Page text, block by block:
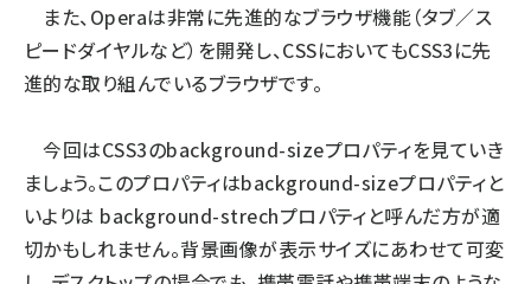
また、Operaは非常に先進的なブラウザ機能（タブ／ス
ピードダイヤルなど）を開発し、CSSにおいてもCSS3に先
進的な取り組んでいるブラウザです。
今回はCSS3のbackground-sizeプロパティを見ていき
ましょう。このプロパティはbackground-sizeプロパティと
いよりは background-strechプロパティと呼んだ方が適
切かもしれません。背景画像が表示サイズにあわせて可変